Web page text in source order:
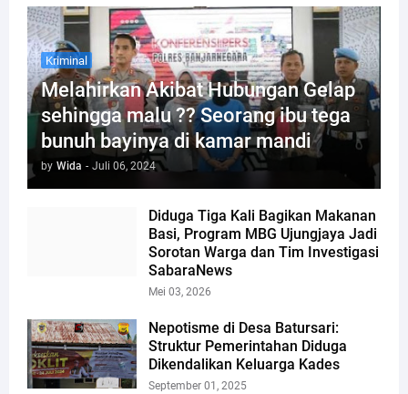
Kriminal
Melahirkan Akibat Hubungan Gelap
sehingga malu ?? Seorang ibu tega
bunuh bayinya di kamar mandi
by Wida - Juli 06, 2024
Diduga Tiga Kali Bagikan Makanan
Basi, Program MBG Ujungjaya Jadi
Sorotan Warga dan Tim Investigasi
SabaraNews
Mei 03, 2026
Nepotisme di Desa Batursari:
Struktur Pemerintahan Diduga
Dikendalikan Keluarga Kades
September 01, 2025